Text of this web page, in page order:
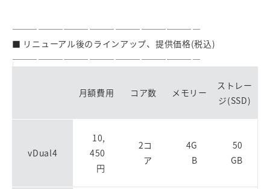
——————————————————————
■ リニューアル後のラインアップ、提供価格(税込)
——————————————————————
月額費用 コア数 メモリー
ストレー
ジ(SSD)
vDual4
10,
450
円
2コ
ア
4G
B
50
GB